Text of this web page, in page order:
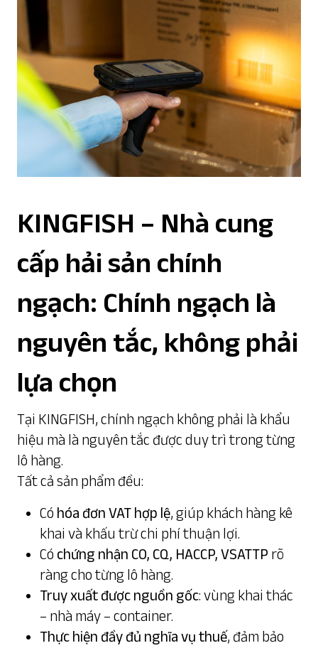
KINGFISH – Nhà cung
cấp hải sản chính
ngạch: Chính ngạch là
nguyên tắc, không phải
lựa chọn
Tại KINGFISH, chính ngạch không phải là khẩu
hiệu mà là nguyên tắc được duy trì trong từng
lô hàng.
Tất cả sản phẩm đều:
Có hóa đơn VAT hợp lệ, giúp khách hàng kê
khai và khấu trừ chi phí thuận lợi.
Có chứng nhận CO, CQ, HACCP, VSATTP rõ
ràng cho từng lô hàng.
Truy xuất được nguồn gốc: vùng khai thác
– nhà máy – container.
Thực hiện đầy đủ nghĩa vụ thuế, đảm bảo